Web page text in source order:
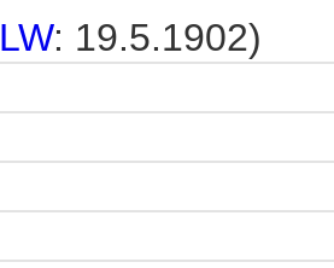
LW: 19.5.1902)